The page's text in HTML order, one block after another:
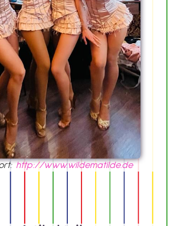
http://www.wildematilde.de